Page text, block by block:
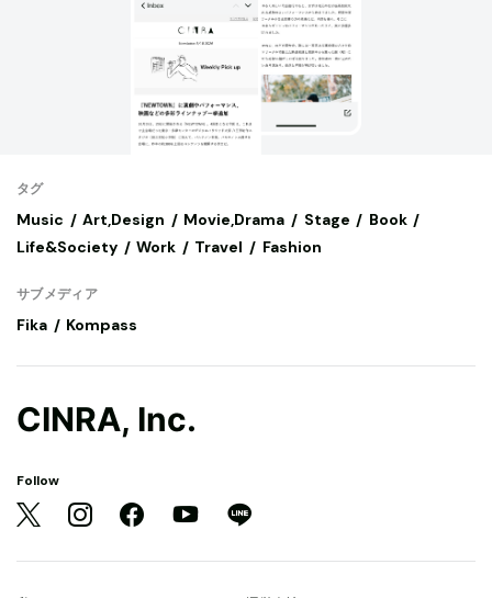
タグ
Music Art,Design Movie,Drama Stage
Book
Life&Society
Work Travel Fashion
サブメディア
Fika Kompass
CINRA, Inc.
Follow